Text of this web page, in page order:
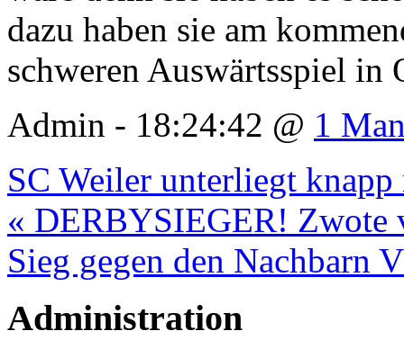
dazu haben sie am
schweren Auswärtsspiel in
Admin - 18:24:42 @ 1
SC Weiler unterliegt
« DERBYSIEGER! Zwote
Sieg gegen den Nachbarn
Administration